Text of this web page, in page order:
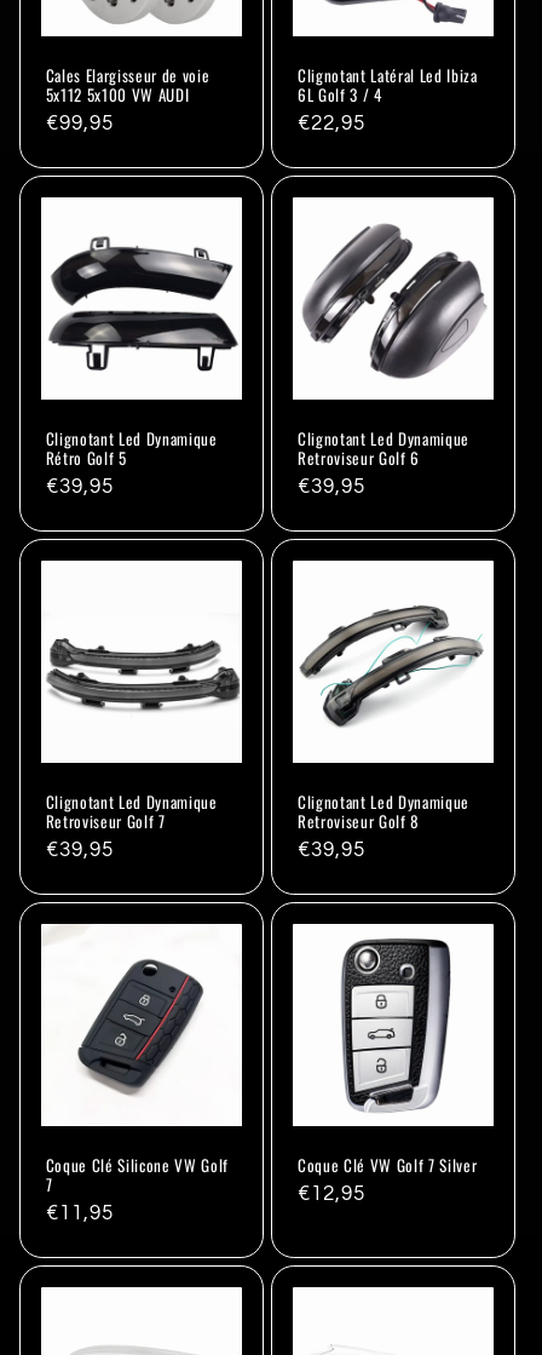
Cales Elargisseur de voie
5x112 5x100 VW AUDI
Prix
€99,95
Clignotant Latéral Led Ibiza
6L Golf 3 / 4
Prix
€22,95
Clignotant Led Dynamique
Rétro Golf 5
Prix
€39,95
Clignotant Led Dynamique
Retroviseur Golf 6
Prix
€39,95
Clignotant Led Dynamique
Retroviseur Golf 7
Prix
€39,95
Clignotant Led Dynamique
Retroviseur Golf 8
Prix
€39,95
Coque Clé Silicone VW Golf
7
Prix
€11,95
Coque Clé VW Golf 7 Silver
Prix
€12,95